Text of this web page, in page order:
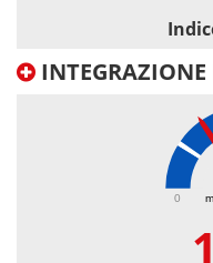
INTEGRAZIONE
0